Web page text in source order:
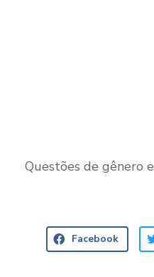
Questões de gênero
Facebook